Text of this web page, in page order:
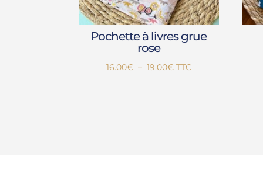
Pochette à livres grue
rose
16.00€ – 19.00€Plage
TTC